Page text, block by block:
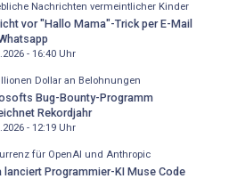
Nachrichten vermeintlicher Kinder
vor "Hallo Mama"-Trick per E-Mail
- 16:40Uhr
Dollar an Belohnungen
Bug-Bounty-Programm
Rekordjahr
- 12:19Uhr
für OpenAI und Anthropic
lanciert Programmier-KI Muse Code